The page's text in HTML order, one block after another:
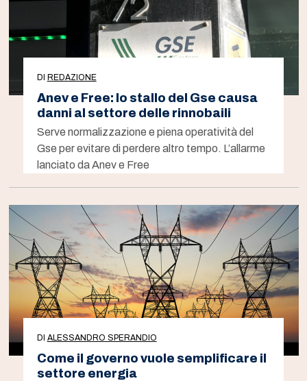
DI REDAZIONE
Anev e Free: lo stallo del Gse causa
danni al settore delle rinnobaili
Serve normalizzazione e piena operatività del
Gse per evitare di perdere altro tempo. L’allarme
lanciato da Anev e Free
DI ALESSANDRO SPERANDIO
Come il governo vuole semplificare il
settore energia